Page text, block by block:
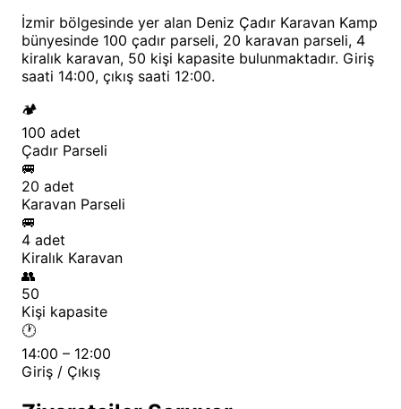
Bergama Antik Kenti ve Asklepion, dünya çapında
ünlü arkeolojik kalıntılarıyla ziyaretçilerini büyüler.
Denizin hemen kenarında konumlanan kamp
mesafede bulunmaktadır. Dikili'nin ünlü termal
kaynakları, sağlık turizmi açısından önemli bir değer
taşır. Ayrıca Midilli Adası'na sadece 45 dakikalık
feribot yolculuğu ile ulaşabileceğiniz Dikili Limanı,
kamp alanına yürüme mesafesindedir.
Çandarlı Kalesi ve Atarneus Antik Kenti gibi tarihi
yapılar da kamp alanının 30 kilometre çevresinde
yer almaktadır. Alibey Adası doğal güzellikleri ile
deniz tutkunlarının favorisi olmaya devam eder.
🏃‍♂️ Aktivite Seçenekleri
İzmir bölgesinde yer alan Deniz Çadır Karavan Kamp
bünyesinde 100 çadır parseli, 20 karavan parseli, 4
kiralık karavan, 50 kişi kapasite bulunmaktadır. Giriş
saati 14:00, çıkış saati 12:00.
🏕️
100 adet
Çadır Parseli
🚐
20 adet
Karavan Parseli
🚐
4 adet
Kiralık Karavan
👥
50
Kişi kapasite
🕐
14:00 – 12:00
Giriş / Çıkış